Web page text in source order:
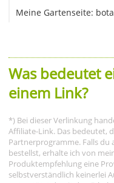
Meine Gartenseite:
Was bedeutet
einem Link?
*) Bei dieser Verlinkung
Affiliate-Link. Das bedeutet,
Partnerprogramme. Falls
bestellst, erhalte ich von
Produktempfehlung eine
selbstverständlich keinerlei